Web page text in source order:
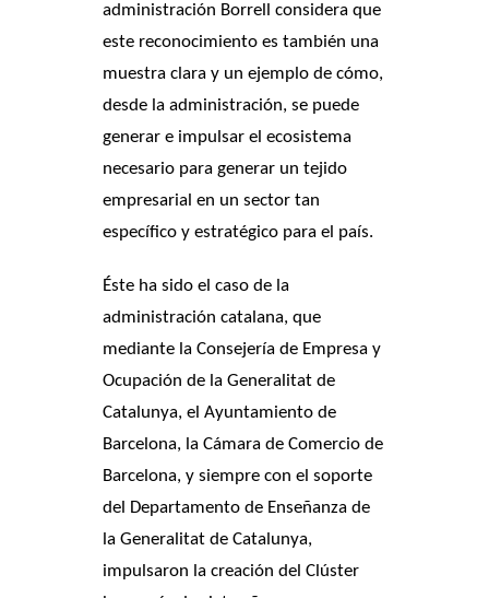
administración Borrell considera que
este reconocimiento es también una
muestra clara y un ejemplo de cómo,
desde la administración, se puede
generar e impulsar el ecosistema
necesario para generar un tejido
empresarial en un sector tan
específico y estratégico para el país.
Éste ha sido el caso de la
administración catalana, que
mediante la Consejería de Empresa y
Ocupación de la Generalitat de
Catalunya, el Ayuntamiento de
Barcelona, la Cámara de Comercio de
Barcelona, y siempre con el soporte
del Departamento de Enseñanza de
la Generalitat de Catalunya,
impulsaron la creación del Clúster